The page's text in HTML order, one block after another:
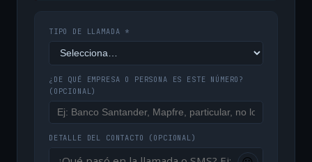
TIPO DE LLAMADA *
¿DE QUÉ EMPRESA O PERSONA ES ESTE NÚMERO?
(OPCIONAL)
DETALLE DEL CONTACTO (OPCIONAL)